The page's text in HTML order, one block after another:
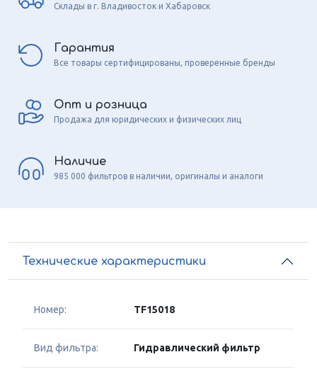
Склады в г. Владивосток и Хабаровск
Гарантия
Все товары сертифицированы, проверенные бренды
Опт и розница
Продажа для юридических и физических лиц
Наличие
985 000 фильтров в наличии, оригиналы и аналоги
Технические характеристики
Номер: TF15018
Вид фильтра: Гидравлический фильтр